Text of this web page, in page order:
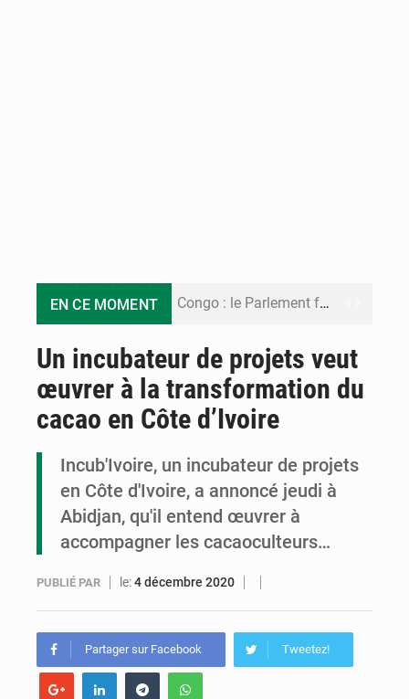
EN CE MOMENT Congo : le Parlement formule 28 recommandations sur le Cadre budgétaire 2027-2029
Congo : la Grande foire agricole pour renforcer la souveraineté alimentaire
Le Congo se dote d’un programme national pour valoriser les produits forestiers non ligneux
Un incubateur de projets veut
œuvrer à la transformation du
cacao en Côte d’Ivoire
Incub'Ivoire, un incubateur de projets
en Côte d'Ivoire, a annoncé jeudi à
Abidjan, qu'il entend œuvrer à
accompagner les cacaoculteurs…
PUBLIÉ PAR le:4 décembre 2020
Partager sur Facebook Tweetez!